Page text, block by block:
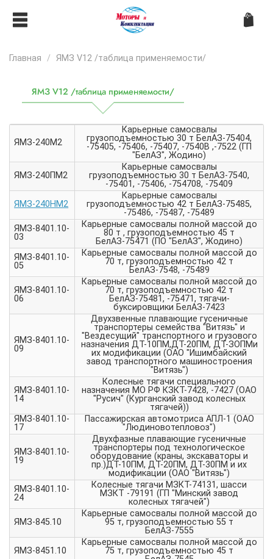
Главная ЯМЗ V12 /таблица применяемости/
ЯМЗ V12 /таблица применяемости/
ЯМЗ-240М2
Карьерные самосвалы
грузоподъемностью 30 т БелАЗ-75404,
-75405, -75406, -75407, -7540В ,-7522 (ГП
"БелАЗ", Жодино)
ЯМЗ-240ПМ2
Карьерные самосвалы
грузоподъемностью 30 т БелАЗ-7540,
-75401, -75406, -754708, -75409
ЯМЗ-240НМ2
Карьерные самосвалы
грузоподъемностью 42 т БелАЗ-75485,
-75486, -75487, -75489
ЯМЗ-8401.10-
03
Карьерные самосвалы полной массой до
80 т , грузоподъемностью 45 т
БелАЗ-75471 (ПО "БелАЗ", Жодино)
ЯМЗ-8401.10-
05
Карьерные самосвалы полной массой до
70 т, грузоподъемностью 42 т
БелАЗ-7548, -75489
ЯМЗ-8401.10-
06
Карьерные самосвалы полной массой до
70 т, грузоподъемностью 42 т
БелАЗ-75481, -75471, тягачи-
буксировщики БелАЗ-7423
ЯМЗ-8401.10-
09
Двухзвенные плавающие гусеничные
транспортеры семейства "Витязь" и
"Вездесущий" транспортного и грузового
назначения ДТ-10ПМ,ДТ-20ПМ, ДТ-ЗОПМи
их модификации (ОАО "Ишимбайский
завод транспортного машиностроения
"Витязь")
ЯМЗ-8401.10-
14
Колесные тягачи специального
назначения МО РФ КЗКТ-7428, -7427 (ОАО
"Русич" (Курганский завод колесных
тягачей))
ЯМЗ-8401.10-
17
Пассажирская автомотриса АПЛ-1 (ОАО
"Людиновотепловоз")
ЯМЗ-8401.10-
19
Двухфазные плавающие гусеничные
транспортеры под технологическое
оборудование (краны, экскаваторы и
пр.)ДТ-10ПМ, ДТ-20ПМ, ДТ-30ПМ и их
модификации (ОАО "Витязь")
ЯМЗ-8401.10-
24
Колесные тягачи МЗКТ-74131, шасси
МЗКТ -79191 (ГП "Минский завод
колесных тягачей")
ЯМЗ-845.10
Карьерные самосвалы полной массой до
95 т, грузоподъемностью 55 т
БелАЗ-7555
ЯМЗ-8451.10
Карьерные самосвалы полной массой до
75 т, грузоподъемностью 45 т